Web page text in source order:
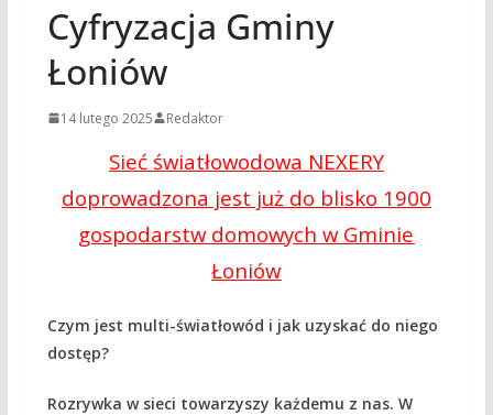
Cyfryzacja Gminy
Łoniów
14 lutego 2025 Redaktor
Sieć światłowodowa NEXERY
doprowadzona jest już do blisko 1900
gospodarstw domowych w Gminie
Łoniów
Czym jest multi-światłowód i jak uzyskać do niego
dostęp?
Rozrywka w sieci towarzyszy każdemu z nas. W